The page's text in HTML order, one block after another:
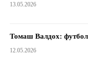
13.05.2026
Томаш Валдох:
12.05.2026